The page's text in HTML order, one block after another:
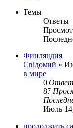
Темы
Ответы
Финляндия
Свідомий »
в мире
0
87
Июль
продолжить